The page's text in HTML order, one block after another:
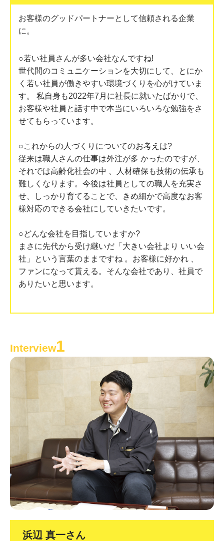
お客様のグッドパートナーとして信頼される企業
に。
○若い社員さんが多い会社なんですね!
世代間のコミュニケーションを大切にして、とにか
く若い社員が働きやすい環境づくりを心がけていま
す。 私自身も2022年7月に社長に就いたばかりで、
お客様や社員と話す中で本当にいろいろな勉強をさ
せてもらっています。
○これからの人づくりについてのお考えは?
従来は職人さんの仕事は外注が多 かったのですが、
それでは高齢化社会の中 、人材確保も技術の伝承も
難しくなります。今後は社員としての職人を充実さ
せ、しっかり育てることで、きめ細かで高度なお客
様対応のできる会社にしていきたいです。
○どんな会社を目指していますか?
まさに先代から受け継いだ「大きい会社より いい会
社」という言葉のままですね 。お客様に好かれ 、
ファンになって貰える。そんな会社であり、社員で
ありたいと思います。
Interview1
浜辺 真一さん